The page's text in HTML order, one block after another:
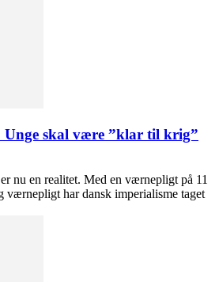
skal være ”klar til krig”
nu en realitet. Med en værnepligt på 11
værnepligt har dansk imperialisme taget